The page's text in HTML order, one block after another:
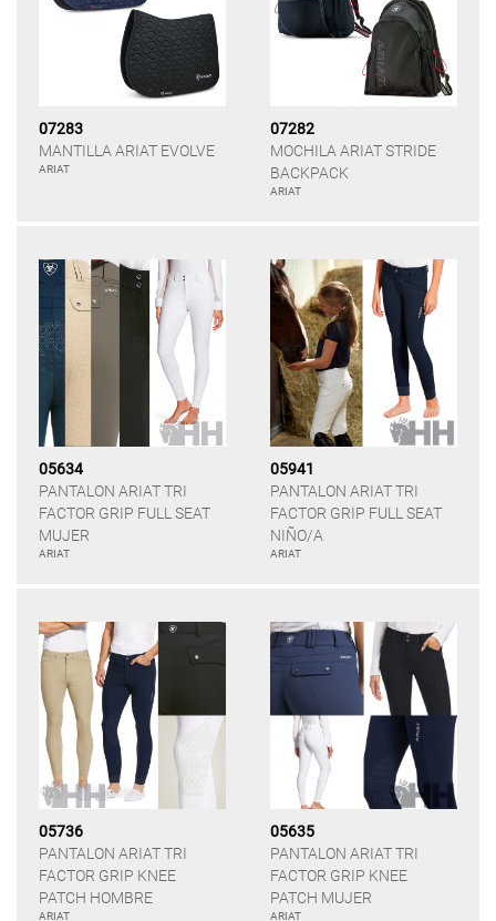
07283
MANTILLA ARIAT EVOLVE
ARIAT
07282
MOCHILA ARIAT STRIDE
BACKPACK
ARIAT
05634
PANTALON ARIAT TRI
FACTOR GRIP FULL SEAT
MUJER
ARIAT
05941
PANTALON ARIAT TRI
FACTOR GRIP FULL SEAT
NIÑO/A
ARIAT
05736
PANTALON ARIAT TRI
FACTOR GRIP KNEE
PATCH HOMBRE
ARIAT
05635
PANTALON ARIAT TRI
FACTOR GRIP KNEE
PATCH MUJER
ARIAT